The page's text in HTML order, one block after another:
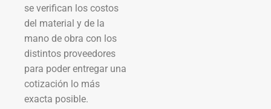
se verifican los costos
del material y de la
mano de obra con los
distintos proveedores
para poder entregar una
cotización lo más
exacta posible.